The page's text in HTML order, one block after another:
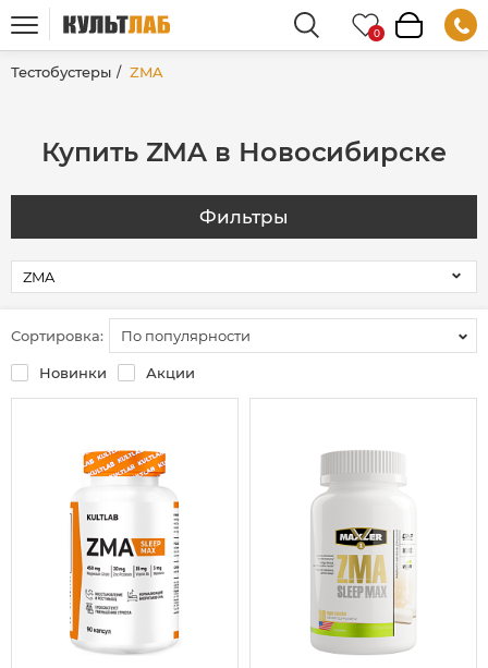
Тестобустеры ZMA
Купить ZMA в Новосибирске
Фильтры
Сортировка: По популярности
Новинки Акции